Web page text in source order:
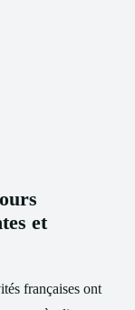
et
françaises ont